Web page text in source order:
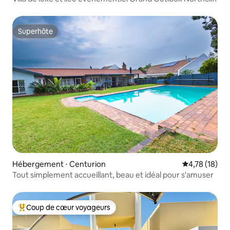
Superhôte
Superhôte
Hébergement ⋅ Centurion Évaluation
4,78 (18)
Tout simplement accueillant, beau et idéal pour s'amuser
Coups de cœur voyageurs les plus appréciés
Coup de cœur voyageurs